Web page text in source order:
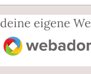
eigene
Webador